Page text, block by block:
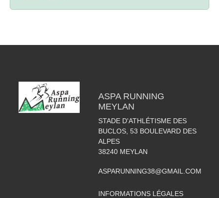
ASPA RUNNING
MEYLAN
STADE D'ATHLÉTISME DES
BUCLOS, 53 BOULEVARD DES
ALPES
38240 MEYLAN
ASPARUNNING38@GMAIL.COM
INFORMATIONS LÉGALES